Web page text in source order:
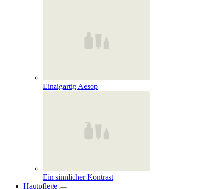
Einzigartig Aesop
Ein sinnlicher Kontrast
Hautpflege